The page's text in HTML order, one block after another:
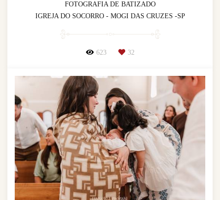
FOTOGRAFIA DE BATIZADO
IGREJA DO SOCORRO - MOGI DAS CRUZES -SP
623 32